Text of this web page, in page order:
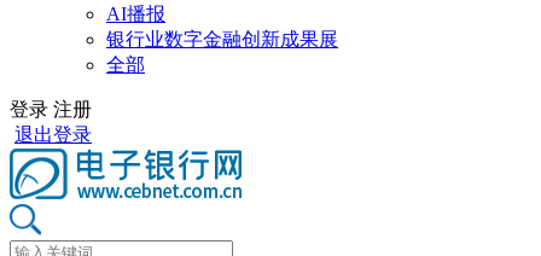
AI播报
银行业数字金融创新成果展
全部
登录 注册
退出登录